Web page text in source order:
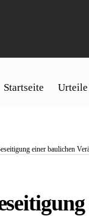
Startseite
einer baulichen